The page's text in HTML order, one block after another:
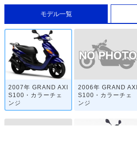
モデル一覧
2007年 GRAND AXI
S100・カラーチェ
ンジ
2006年 GRAND AXI
S100・カラーチェ
ンジ